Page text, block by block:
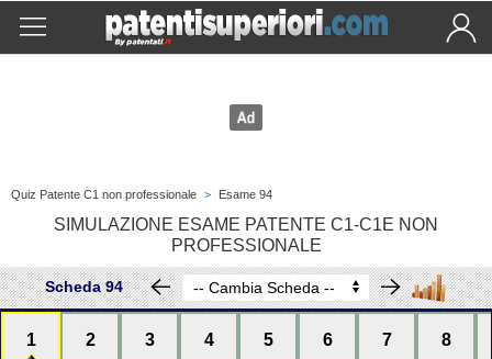
Quiz Patente C1 non professionale > Esame 94
SIMULAZIONE ESAME PATENTE C1-C1E NON
PROFESSIONALE
Scheda 94
1 2 3 4 5 6 7 8